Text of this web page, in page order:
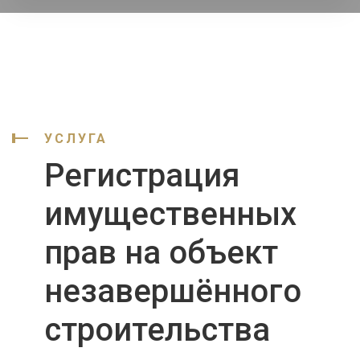
УСЛУГА
Регистрация
имущественных
прав на объект
незавершённого
строительства